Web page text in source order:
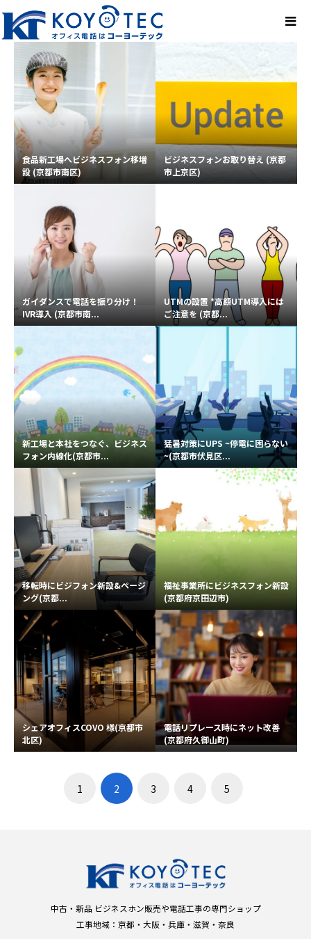
食品新工場へビジネスフォン移増
設 (京都市南区)
ビジネスフォンお取り替え (京都
市上京区)
ガイダンスで電話を振り分け！
IVR導入 (京都市南...
UTMの設置 *高額UTM導入には
ご注意を (京都...
新工場と本社をつなぐ、ビジネス
フォン内線化(京都市...
猛暑対策にUPS ~停電に困らない
~(京都市伏見区...
移転時にビジフォン新設&ページ
ング(京都...
福祉事業所にビジネスフォン新設
(京都府京田辺市)
シェアオフィスCOVO 様(京都市
北区)
電話リプレース時にネット改善
(京都府久御山町)
1 2 3 4 5
中古・新品 ビジネスホン販売や電話工事の専門ショップ
工事地域：京都・大阪・兵庫・滋賀・奈良